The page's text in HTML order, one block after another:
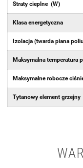
Straty cieplne (W)
Klasa energetyczna
Izolacja (twarda piana
Maksymalna temperatura
Maksymalne robocze
Tytanowy element grzejny